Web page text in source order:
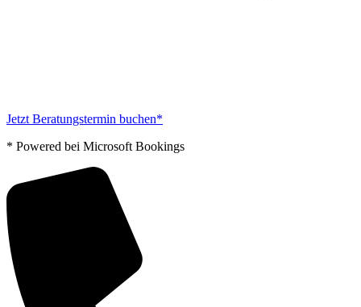
Jetzt Beratungstermin buchen*
* Powered bei Microsoft Bookings